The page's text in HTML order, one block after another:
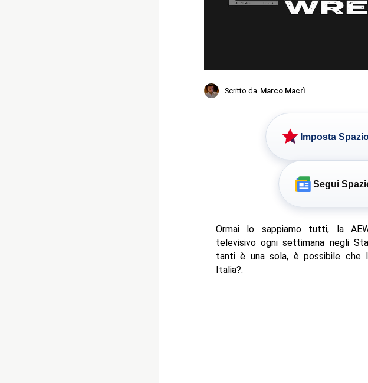
Scritto da Marco Macrì
Imposta
Segui
Ormai lo sappiamo tutti, la
televisivo ogni settimana negli
tanti è una sola, è possibile che
Italia?.